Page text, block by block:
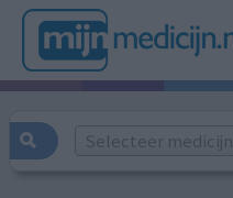
Selecteer medicijn...